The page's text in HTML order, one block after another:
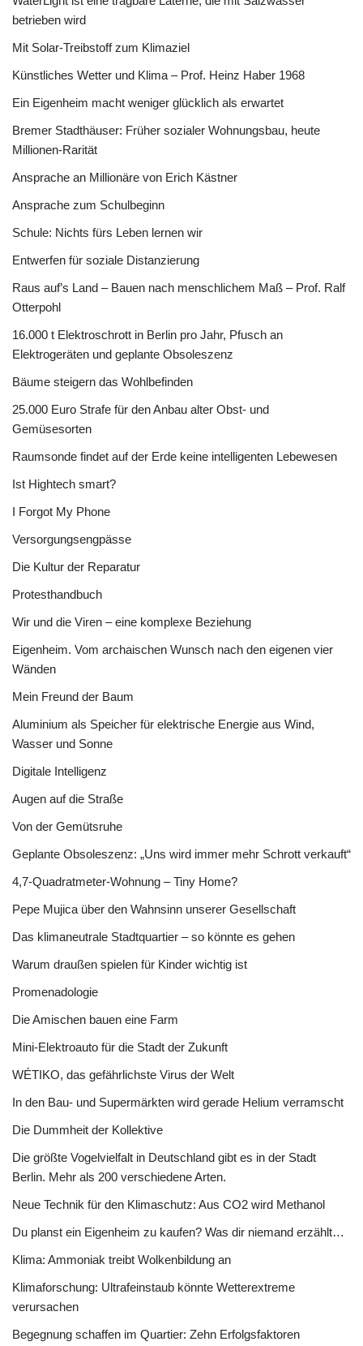
betrieben wird
Mit Solar-Treibstoff zum Klimaziel
Künstliches Wetter und Klima – Prof. Heinz Haber 1968
Ein Eigenheim macht weniger glücklich als erwartet
Bremer Stadthäuser: Früher sozialer Wohnungsbau, heute
Millionen-Rarität
Ansprache an Millionäre von Erich Kästner
Ansprache zum Schulbeginn
Schule: Nichts fürs Leben lernen wir
Entwerfen für soziale Distanzierung
Raus auf’s Land – Bauen nach menschlichem Maß – Prof. Ralf
Otterpohl
16.000 t Elektroschrott in Berlin pro Jahr, Pfusch an
Elektrogeräten und geplante Obsoleszenz
Bäume steigern das Wohlbefinden
25.000 Euro Strafe für den Anbau alter Obst- und
Gemüsesorten
Raumsonde findet auf der Erde keine intelligenten Lebewesen
Ist Hightech smart?
I Forgot My Phone
Versorgungsengpässe
Die Kultur der Reparatur
Protesthandbuch
Wir und die Viren – eine komplexe Beziehung
Eigenheim. Vom archaischen Wunsch nach den eigenen vier
Wänden
Mein Freund der Baum
Aluminium als Speicher für elektrische Energie aus Wind,
Wasser und Sonne
Digitale Intelligenz
Augen auf die Straße
Von der Gemütsruhe
Geplante Obsoleszenz: „Uns wird immer mehr Schrott verkauft“
4,7-Quadratmeter-Wohnung – Tiny Home?
Pepe Mujica über den Wahnsinn unserer Gesellschaft
Das klimaneutrale Stadtquartier – so könnte es gehen
Warum draußen spielen für Kinder wichtig ist
Promenadologie
Die Amischen bauen eine Farm
Mini-Elektroauto für die Stadt der Zukunft
WÉTIKO, das gefährlichste Virus der Welt
In den Bau- und Supermärkten wird gerade Helium verramscht
Die Dummheit der Kollektive
Die größte Vogelvielfalt in Deutschland gibt es in der Stadt
Berlin. Mehr als 200 verschiedene Arten.
Neue Technik für den Klimaschutz: Aus CO2 wird Methanol
Du planst ein Eigenheim zu kaufen? Was dir niemand erzählt…
Klima: Ammoniak treibt Wolkenbildung an
Klimaforschung: Ultrafeinstaub könnte Wetterextreme
verursachen
Begegnung schaffen im Quartier: Zehn Erfolgsfaktoren